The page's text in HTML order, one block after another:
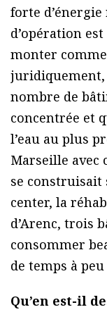
forte d’énergie
d’opération
monter
juridiquement,
nombre de
concentrée et
l’eau au plus
Marseille avec
se construisait
center, la
d’Arenc, trois
consommer
de temps à
Qu’en est-il